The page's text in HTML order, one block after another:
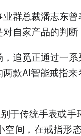
群总裁潘志东
自家产品的判断
追觅正通过一系
款AI智能戒指
别于传统手表或
空间，在戒指形